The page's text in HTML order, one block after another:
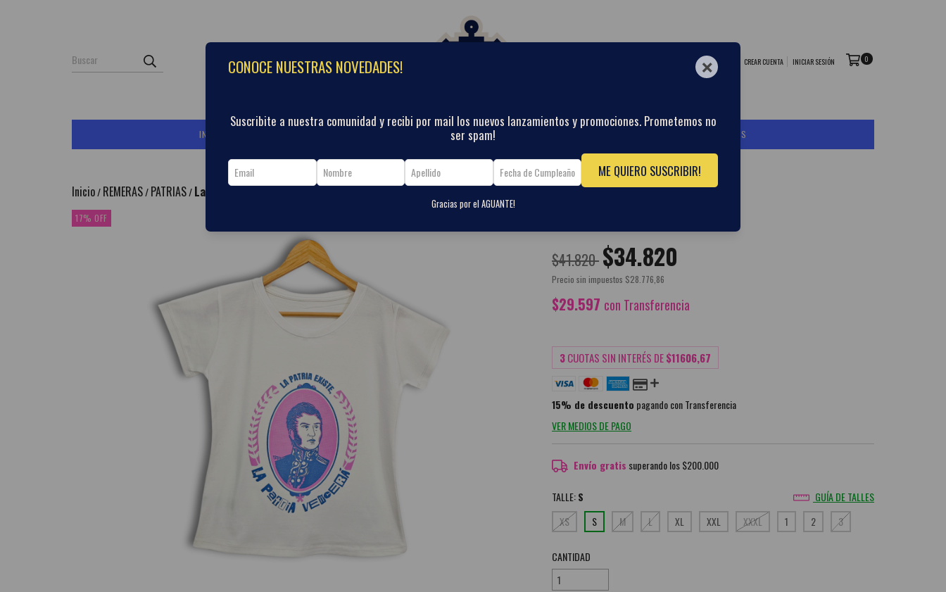
CREAR CUENTA INICIAR SESIÓN 0
INICIO SEGUIMIENTO DE TU COMPRA POLÍTICAS DE CAMBIO Y DEVOLUCIONES
Inicio/REMERAS/PATRIAS/La Patria vencera
17% OFF
$41.820 $34.820
Precio sin impuestos $28.776,86
$29.597 con Transferencia
3CUOTAS SIN INTERÉS DE$11606,67
15% de descuento pagando con Transferencia
VER MEDIOS DE PAGO
Envío gratis superando los$200.000
TALLE:S
GUÍA DE TALLES
XS
S M L XL XXL XXXL 1 2 3
CANTIDAD
CONOCE NUESTRAS NOVEDADES! ×
Suscribite a nuestra comunidad y recibi por mail los nuevos lanzamientos y promociones. Prometemos no
ser spam!
ME QUIERO SUSCRIBIR!
Gracias por el AGUANTE!